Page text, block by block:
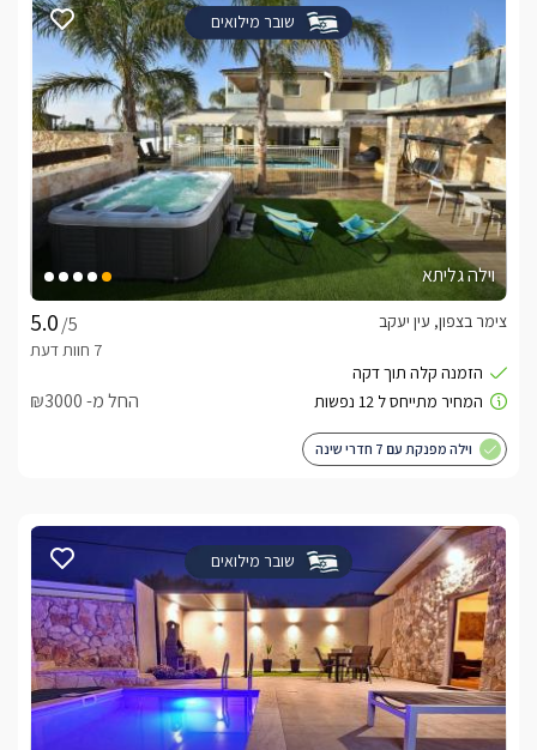
שובר מילואים
וילה גליתא
/5
צימר בצפון, עין יעקב
החל מ- ₪3000
וילה מפנקת עם 7 חדרי שינה
שובר מילואים